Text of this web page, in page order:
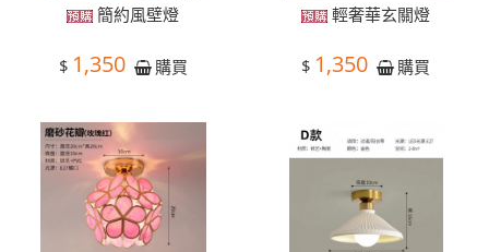
簡約風壁燈
$ 1,350 購買
輕奢華玄關燈
$ 1,350 購買